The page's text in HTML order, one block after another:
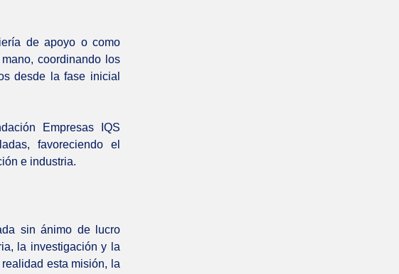
de apoyo o como
coordinando los
desde la fase inicial
Empresas IQS
favoreciendo el
e industria.
sin ánimo de lucro
la investigación y la
esta misión, la